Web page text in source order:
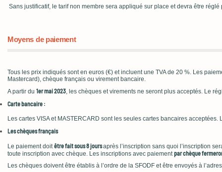
Sans justificatif, le tarif non membre sera appliqué sur place et devra être réglé
Moyens de paiement
Tous les prix indiqués sont en euros (€) et incluent une TVA de 20 %. Les
Mastercard), chèque français ou virement bancaire.
A partir du 1er mai 2023 , les chèques et virements ne seront plus acceptés. Le
Carte bancaire :
Les cartes VISA et MASTERCARD sont les seules cartes bancaires
Les chèques français
Le paiement doit être fait sous8 joursaprès l’inscription sans quoi l’inscription
toute inscription avec chèque. Les inscriptions avec paiement par chèque
Les chèques doivent être établis à l’ordre de la SFODF et être envoyés à